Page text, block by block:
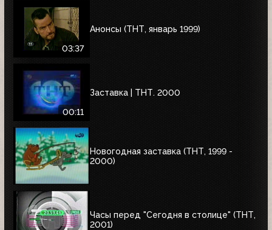
03:37
Анонсы (ТНТ, январь 1999)
00:11
Заставка | ТНТ. 2000
Новогодная заставка (ТНТ, 1999 -
2000)
Часы перед "Сегодня в столице" (ТНТ,
2001)